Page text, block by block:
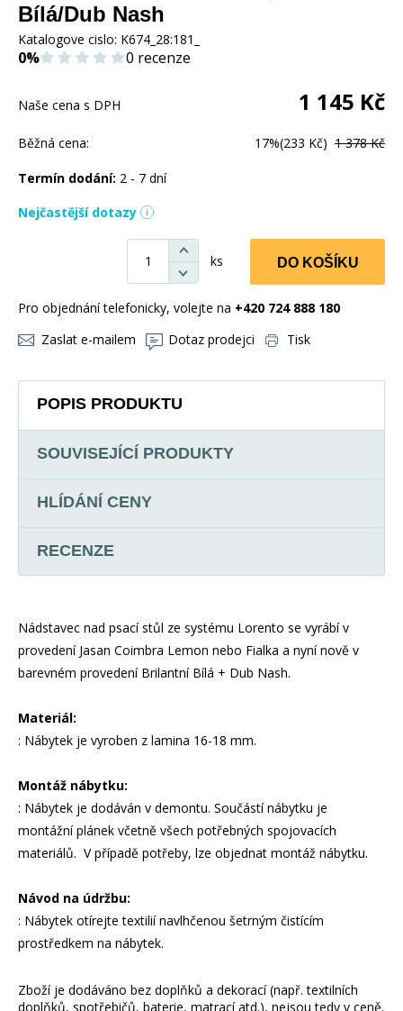
Bílá/Dub Nash
Katalogove cislo: K674_28:181_
0% 0 recenze
Naše cena s DPH 1 145 Kč
Běžná cena: 17%(233 Kč) 1 378 Kč
Termín dodání: 2 - 7 dní
Nejčastější dotazy
ks DO KOŠÍKU
Pro objednání telefonicky, volejte na +420 724 888 180
Zaslat e-mailem
Dotaz prodejci Tisk
POPIS PRODUKTU
SOUVISEJÍCÍ PRODUKTY
HLÍDÁNÍ CENY
RECENZE
Nádstavec nad psací stůl ze systému Lorento se vyrábí v
provedení Jasan Coimbra Lemon nebo Fialka a nyní nově v
barevném provedení Brilantní Bílá + Dub Nash.
Materiál:
: Nábytek je vyroben z lamina 16-18 mm.
Montáž nábytku:
: Nábytek je dodáván v demontu. Součástí nábytku je
montážní plánek včetně všech potřebných spojovacích
materiálů. V případě potřeby, lze objednat montáž nábytku.
Návod na údržbu:
: Nábytek otírejte textilií navlhčenou šetrným čistícím
prostředkem na nábytek.
Zboží je dodáváno bez doplňků a dekorací (např. textilních
doplňků, spotřebičů, baterie, matrací atd.), nejsou tedy v ceně.